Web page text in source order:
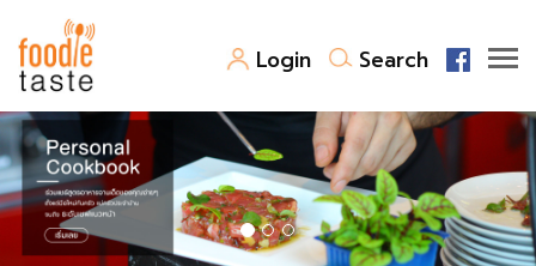
Login Search
สูตรอาหาร
สูตรอาหารล่าสุด
Top Foodie
พาไปชิม